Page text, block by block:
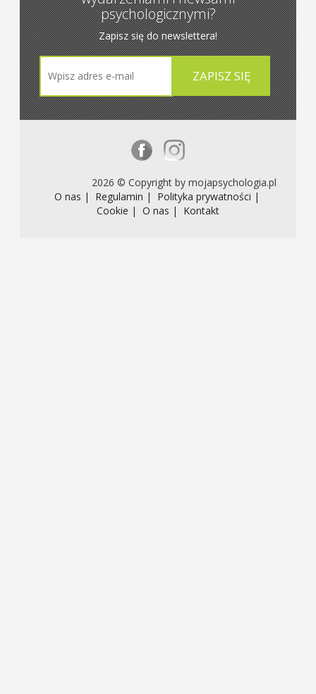
psychologicznymi?
Zapisz się do newslettera!
2026 © Copyright by mojapsychologia.pl
O nas |
Regulamin |
Polityka prywatności |
Cookie | O nas | Kontakt